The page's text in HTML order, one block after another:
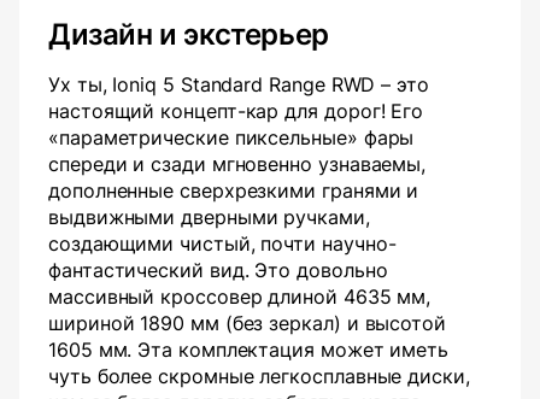
Дизайн и экстерьер
Ух ты, Ioniq 5 Standard Range RWD – это
настоящий концепт-кар для дорог! Его
«параметрические пиксельные» фары
спереди и сзади мгновенно узнаваемы,
дополненные сверхрезкими гранями и
выдвижными дверными ручками,
создающими чистый, почти научно-
фантастический вид. Это довольно
массивный кроссовер длиной 4635 мм,
шириной 1890 мм (без зеркал) и высотой
1605 мм. Эта комплектация может иметь
чуть более скромные легкосплавные диски,